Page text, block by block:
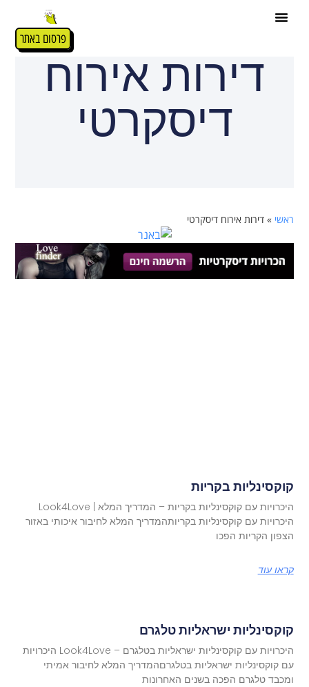
פרסום באתר
דירות אירוח
דיסקרטי
ראשי »דירות אירוח דיסקרטי
קוקסינליות בקריות
היכרויות עם קוקסינליות בקריות – המדריך המלא | Look4Love
היכרויות עם קוקסינליות בקריותהמדריך המלא לחיבור איכותי באזור
הצפון הקריות הפכו
קראו עוד
קוקסינליות ישראליות טלגרם
היכרויות עם קוקסינליות ישראליות בטלגרם – Look4Love היכרויות
עם קוקסינליות ישראליות בטלגרםהמדריך המלא לחיבור אמיתי
ומכבד טלגרם הפכה בשנים האחרונות